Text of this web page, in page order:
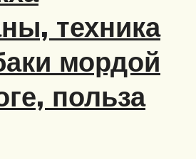
техника
мордой
польза